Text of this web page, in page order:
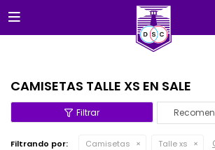

CAMISETAS TALLE XS EN SALE
Filtrando por: Camisetas Talle xs